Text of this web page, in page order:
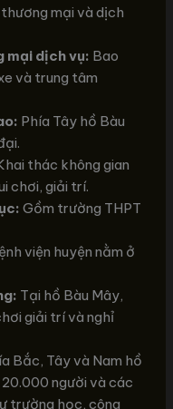
mại và dịch
mại dịch vụ: Bao
và trung tâm
Phía Tây hồ Bàu
thác không gian
chơi, giải trí.
Gồm trường THPT
viện huyện nằm ở
Tại hồ Bàu Mây,
giải trí và nghỉ
Bắc, Tây và Nam hồ
người và các
trường học, công